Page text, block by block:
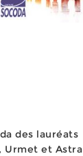
des lauréats
Urmet et Astra